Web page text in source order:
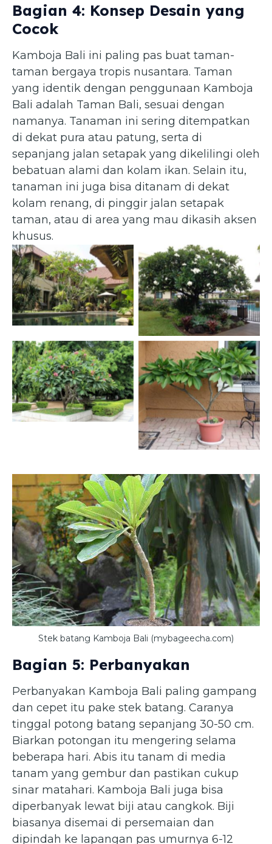
Bagian 4: Konsep Desain yang
Cocok
Kamboja Bali ini paling pas buat taman-
taman bergaya tropis nusantara. Taman
yang identik dengan penggunaan Kamboja
Bali adalah Taman Bali, sesuai dengan
namanya. Tanaman ini sering ditempatkan
di dekat pura atau patung, serta di
sepanjang jalan setapak yang dikelilingi oleh
bebatuan alami dan kolam ikan. Selain itu,
tanaman ini juga bisa ditanam di dekat
kolam renang, di pinggir jalan setapak
taman, atau di area yang mau dikasih aksen
khusus.
Plumeria alba — Kamboja
Bali (arsitag.com)
Plumeria alba — Kamboja
Bali (pipnterest.com.au)
Plumeria alba — Kamboja
Bali (huaban.com)
Plumeria alba — Kamboja
Bali (pinterest)
Stek batang Kamboja Bali (mybageecha.com)
Bagian 5: Perbanyakan
Perbanyakan Kamboja Bali paling gampang
dan cepet itu pake stek batang. Caranya
tinggal potong batang sepanjang 30-50 cm.
Biarkan potongan itu mengering selama
beberapa hari. Abis itu tanam di media
tanam yang gembur dan pastikan cukup
sinar matahari. Kamboja Bali juga bisa
diperbanyak lewat biji atau cangkok. Biji
biasanya disemai di persemaian dan
dipindah ke lapangan pas umurnya 6-12